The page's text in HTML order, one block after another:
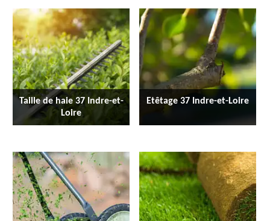
Taille de haie 37 Indre-et-
Loire
Etêtage 37 Indre-et-Loire